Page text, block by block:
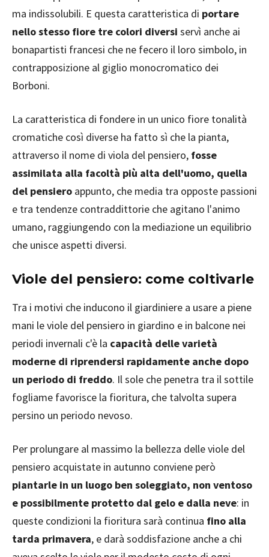
ma indissolubili. E questa caratteristica di portare
nello stesso fiore tre colori diversi servì anche ai
bonapartisti francesi che ne fecero il loro simbolo, in
contrapposizione al giglio monocromatico dei
Borboni.
La caratteristica di fondere in un unico fiore tonalità
cromatiche così diverse ha fatto sì che la pianta,
attraverso il nome di viola del pensiero, fosse
assimilata alla facoltà più alta dell'uomo, quella
del pensiero appunto, che media tra opposte passioni
e tra tendenze contraddittorie che agitano l'animo
umano, raggiungendo con la mediazione un equilibrio
che unisce aspetti diversi.
Viole del pensiero: come coltivarle
Tra i motivi che inducono il giardiniere a usare a piene
mani le viole del pensiero in giardino e in balcone nei
periodi invernali c'è la capacità delle varietà
moderne di riprendersi rapidamente anche dopo
un periodo di freddo. Il sole che penetra tra il sottile
fogliame favorisce la fioritura, che talvolta supera
persino un periodo nevoso.
Per prolungare al massimo la bellezza delle viole del
pensiero acquistate in autunno conviene però
piantarle in un luogo ben soleggiato, non ventoso
e possibilmente protetto dal gelo e dalla neve: in
queste condizioni la fioritura sarà continua fino alla
tarda primavera, e darà soddisfazione anche a chi